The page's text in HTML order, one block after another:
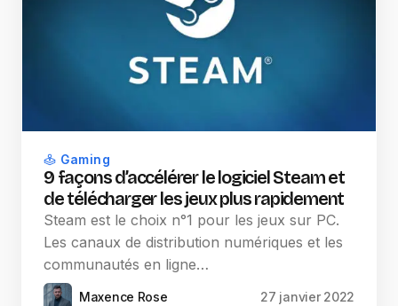
Gaming
9 façons d’accélérer le logiciel Steam et
de télécharger les jeux plus rapidement
Steam est le choix n°1 pour les jeux sur PC.
Les canaux de distribution numériques et les
communautés en ligne…
Maxence Rose 27 janvier 2022